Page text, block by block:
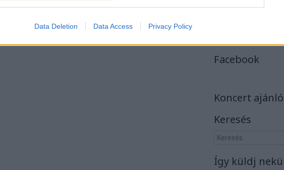
Data Deletion Data Access Privacy Policy
Facebook
Koncert ajánló
Keresés
Így küldj